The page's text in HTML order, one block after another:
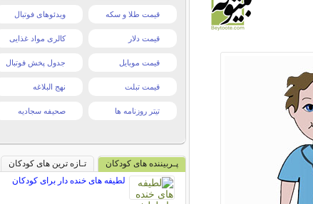
قیمت طلا و سکه ویدئوهای فوتبال
قیمت دلار کالری مواد غذایی
قیمت موبایل جدول پخش فوتبال
قیمت تبلت نهج البلاغه
تیتر روزنامه ها صحیفه سجادیه
پـربیننده های کودکان
تـازه ترین های کودکان
لطیفه های خنده دار برای کودکان